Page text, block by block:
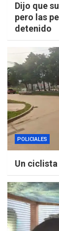
Dijo que
pero las
detenido
POLICIALES
Un ciclista